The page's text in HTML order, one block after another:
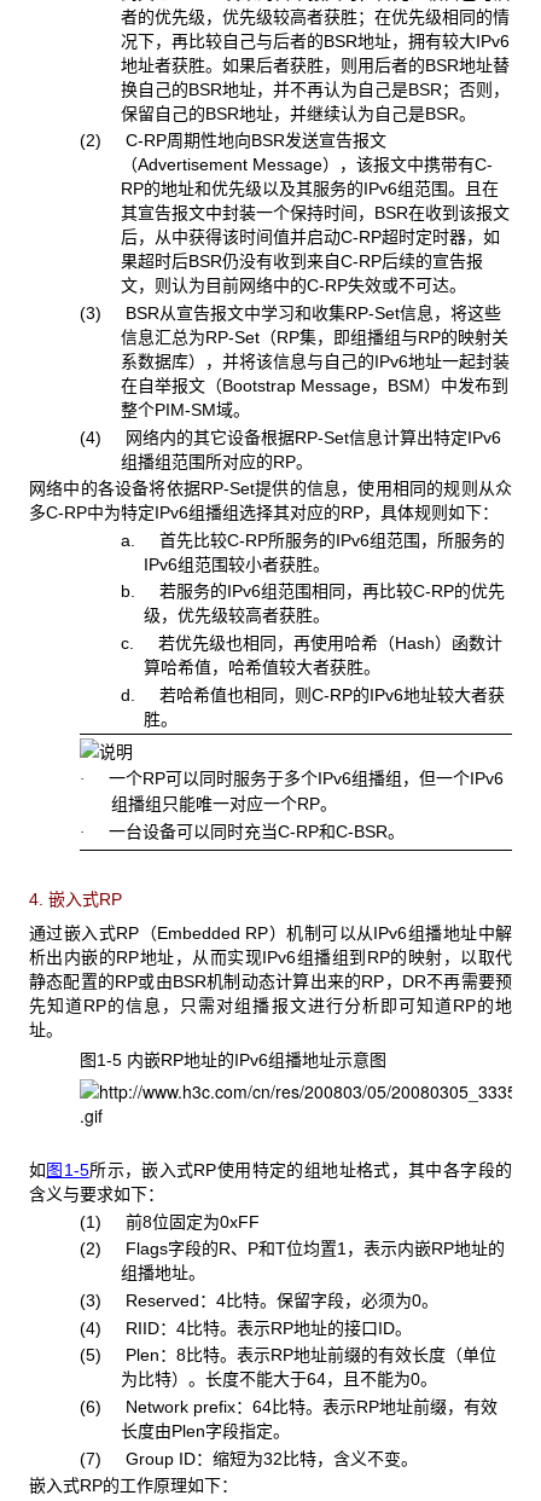
者的优先级，优先级较高者获胜；在优先级相同的情
况下，再比较自己与后者的BSR地址，拥有较大IPv6
地址者获胜。如果后者获胜，则用后者的BSR地址替
换自己的BSR地址，并不再认为自己是BSR；否则，
保留自己的BSR地址，并继续认为自己是BSR。
(2) C-RP周期性地向BSR发送宣告报文
（Advertisement Message），该报文中携带有C-
RP的地址和优先级以及其服务的IPv6组范围。且在
其宣告报文中封装一个保持时间，BSR在收到该报文
后，从中获得该时间值并启动C-RP超时定时器，如
果超时后BSR仍没有收到来自C-RP后续的宣告报
文，则认为目前网络中的C-RP失效或不可达。
(3) BSR从宣告报文中学习和收集RP-Set信息，将这些
信息汇总为RP-Set（RP集，即组播组与RP的映射关
系数据库），并将该信息与自己的IPv6地址一起封装
在自举报文（Bootstrap Message，BSM）中发布到
整个PIM-SM域。
(4) 网络内的其它设备根据RP-Set信息计算出特定IPv6
组播组范围所对应的RP。
网络中的各设备将依据RP-Set提供的信息，使用相同的规则从众
多C-RP中为特定IPv6组播组选择其对应的RP，具体规则如下：
a. 首先比较C-RP所服务的IPv6组范围，所服务的
IPv6组范围较小者获胜。
b. 若服务的IPv6组范围相同，再比较C-RP的优先
级，优先级较高者获胜。
c. 若优先级也相同，再使用哈希（Hash）函数计
算哈希值，哈希值较大者获胜。
d. 若哈希值也相同，则C-RP的IPv6地址较大者获
胜。
· 一个RP可以同时服务于多个IPv6组播组，但一个IPv6
组播组只能唯一对应一个RP。
· 一台设备可以同时充当C-RP和C-BSR。
4. 嵌入式RP
通过嵌入式RP（Embedded RP）机制可以从IPv6组播地址中解
析出内嵌的RP地址，从而实现IPv6组播组到RP的映射，以取代
静态配置的RP或由BSR机制动态计算出来的RP，DR不再需要预
先知道RP的信息，只需对组播报文进行分析即可知道RP的地
址。
图1-5 内嵌RP地址的IPv6组播地址示意图
如图1-5所示，嵌入式RP使用特定的组地址格式，其中各字段的
含义与要求如下：
(1) 前8位固定为0xFF
(2) Flags字段的R、P和T位均置1，表示内嵌RP地址的
组播地址。
(3) Reserved：4比特。保留字段，必须为0。
(4) RIID：4比特。表示RP地址的接口ID。
(5) Plen：8比特。表示RP地址前缀的有效长度（单位
为比特）。长度不能大于64，且不能为0。
(6) Network prefix：64比特。表示RP地址前缀，有效
长度由Plen字段指定。
(7) Group ID：缩短为32比特，含义不变。
嵌入式RP的工作原理如下：